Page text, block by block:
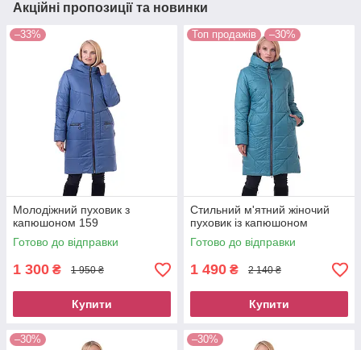
Акційні пропозиції та новинки
–33%
Молодіжний пуховик з
капюшоном 159
Готово до відправки
1 300 ₴ 1 950 ₴
Купити
Топ продажів –30%
Стильний м'ятний жіночий
пуховик із капюшоном
Готово до відправки
1 490 ₴ 2 140 ₴
Купити
–30% –30%